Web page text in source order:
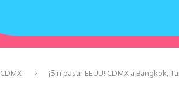
CDMX ¡Sin pasar EEUU! CDMX a Bangkok,